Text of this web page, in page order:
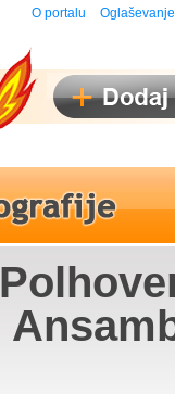
O portalu Oglaševanje